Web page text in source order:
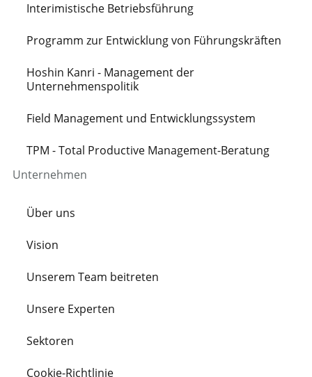
Interimistische Betriebsführung
Programm zur Entwicklung von Führungskräften
Hoshin Kanri - Management der
Unternehmenspolitik
Field Management und Entwicklungssystem
TPM - Total Productive Management-Beratung
Unternehmen
Über uns
Vision
Unserem Team beitreten
Unsere Experten
Sektoren
Cookie-Richtlinie